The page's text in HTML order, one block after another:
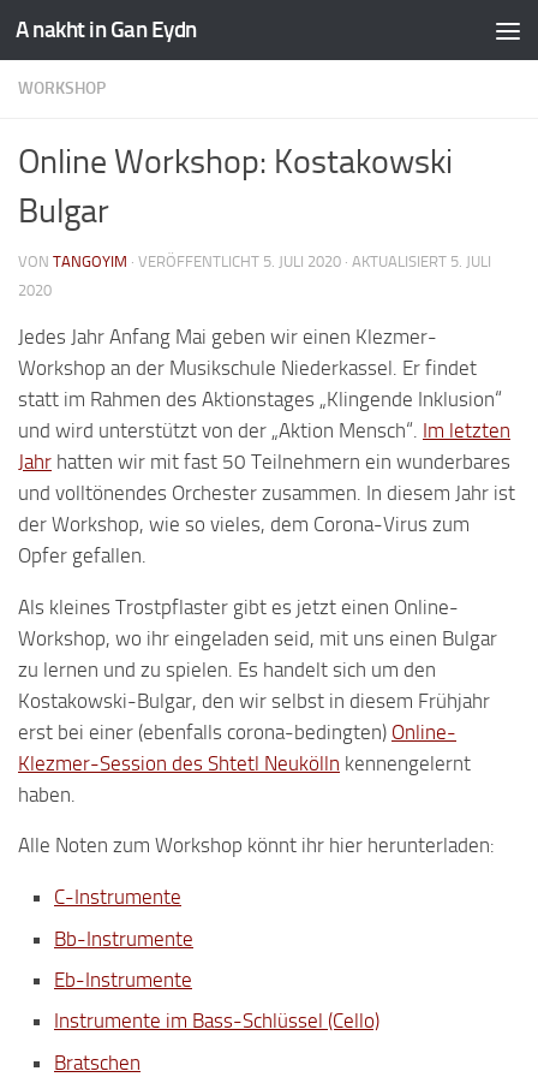
A nakht in Gan Eydn
WORKSHOP
Online Workshop: Kostakowski
Bulgar
VON TANGOYIM · VERÖFFENTLICHT 5. JULI 2020 · AKTUALISIERT 5. JULI
2020
Jedes Jahr Anfang Mai geben wir einen Klezmer-
Workshop an der Musikschule Niederkassel. Er findet
statt im Rahmen des Aktionstages „Klingende Inklusion“
und wird unterstützt von der „Aktion Mensch“. Im letzten
Jahr hatten wir mit fast 50 Teilnehmern ein wunderbares
und volltönendes Orchester zusammen. In diesem Jahr ist
der Workshop, wie so vieles, dem Corona-Virus zum
Opfer gefallen.
Als kleines Trostpflaster gibt es jetzt einen Online-
Workshop, wo ihr eingeladen seid, mit uns einen Bulgar
zu lernen und zu spielen. Es handelt sich um den
Kostakowski-Bulgar, den wir selbst in diesem Frühjahr
erst bei einer (ebenfalls corona-bedingten) Online-
Klezmer-Session des Shtetl Neukölln kennengelernt
haben.
Alle Noten zum Workshop könnt ihr hier herunterladen:
C-Instrumente
Bb-Instrumente
Eb-Instrumente
Instrumente im Bass-Schlüssel (Cello)
Bratschen